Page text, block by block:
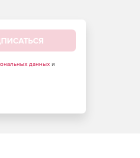
данныхи